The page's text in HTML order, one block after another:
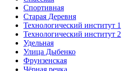
Спортивная
Старая Деревня
Технологический институт 1
Технологический институт 2
Удельная
Улица Дыбенко
Фрунзенская
Чёрная речка